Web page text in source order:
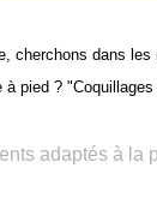
cherchons dans
à pied ?
adaptés à